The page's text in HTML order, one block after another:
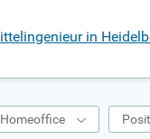
in
Homeoffice